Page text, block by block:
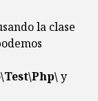
la clase
y